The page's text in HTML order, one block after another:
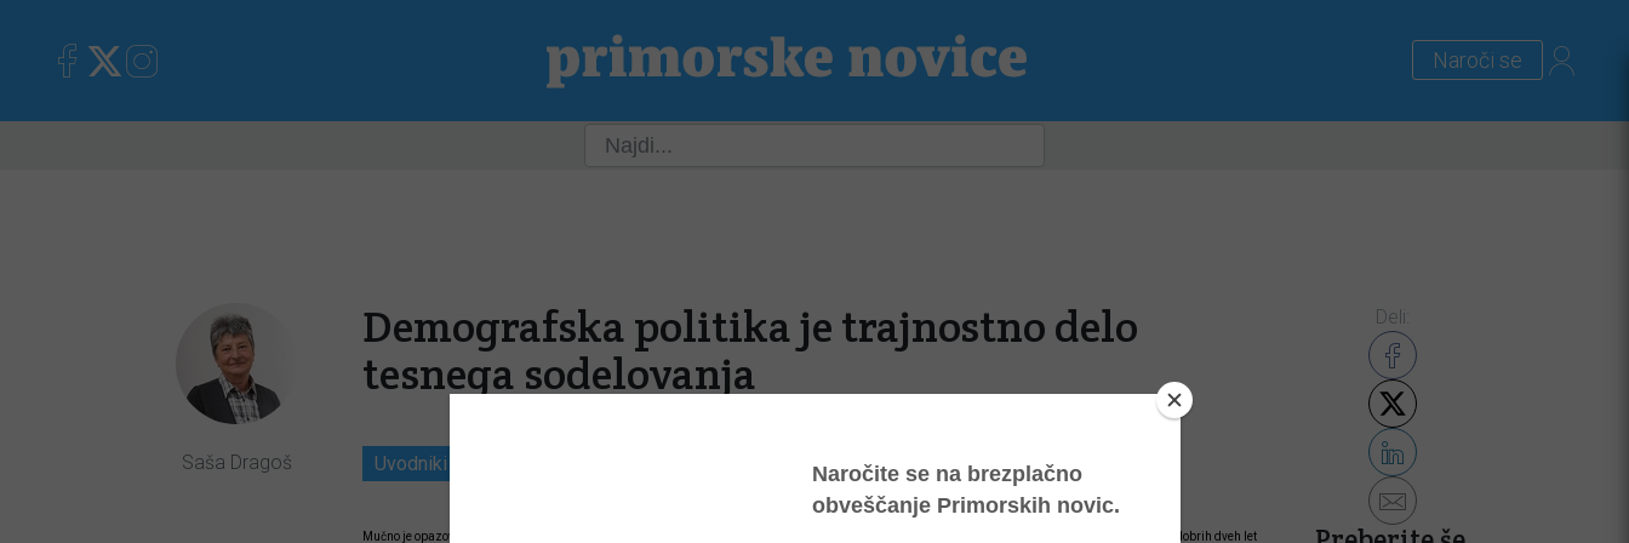
Naroči se
Slovenija
Saša Dragoš
Demografska politika je trajnostno delo
tesnega sodelovanja
Uvodniki
Mučno je opazovati razpadanje druge najmočnejše, sicer pa že 15. vlade v 32-letni državi. Še težje je zavedanje, da nobena vlada z razpolovno dobo dobrih dveh let
Deli: